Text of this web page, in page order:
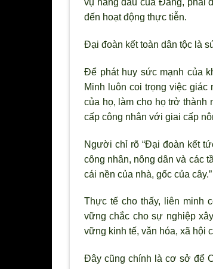
vụ hàng đầu của Đảng, phải
đến hoạt động thực tiễn.
Đại đoàn kết toàn dân tộc là
Để phát huy sức mạnh của
Minh luôn coi trọng việc giác
của họ, làm cho họ trở thành
cấp công nhân với giai cấp
Người chỉ rõ “Đại đoàn kết
công nhân, nông dân và các
cái nền của nhà, gốc của cây.”
Thực tế cho thấy, liên minh
vững chắc cho sự nghiệp
vững kinh tế, vǎn hóa, xã hội
Đây cũng chính là cơ sở để